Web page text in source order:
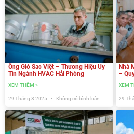
Ống Gió Sao Việt – Thương Hiệu Uy
Tín Ngành HVAC Hải Phòng
XEM THÊM »
29 Tháng 8 2025 Không có bình luận
Nhà
–
XEM
29